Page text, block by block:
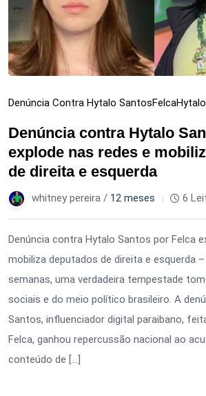
Denúncia Contra Hytalo SantosFelca
Denúncia contra Hytalo
explode nas redes e
de direita e esquerda
whitney pereira / 12 meses 6
Denúncia contra Hytalo Santos por Felca
mobiliza deputados de direita e esquerda
semanas, uma verdadeira tempestade
sociais e do meio político brasileiro. A
Santos, influenciador digital paraibano,
Felca, ganhou repercussão nacional ao
conteúdo de […]